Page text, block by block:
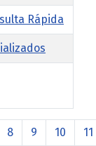
Rápida
Página 7 de 69
8 9 10 11